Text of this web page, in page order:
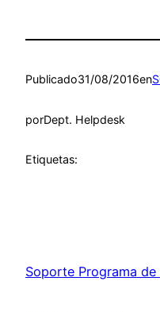
Publicado31/08/2016en
porDept. Helpdesk
Etiquetas:
Soporte Programa de